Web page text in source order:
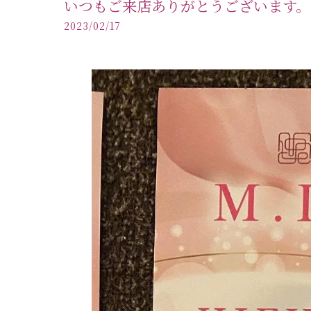
いつもご来店ありがとうございます。
2023/02/17